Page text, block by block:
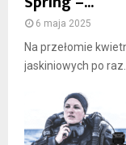
6 maja 2025
Na przełomie
jaskiniowych po raz...